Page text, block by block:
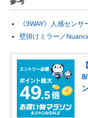
《3WAY》人感センサ
壁掛けミラー／